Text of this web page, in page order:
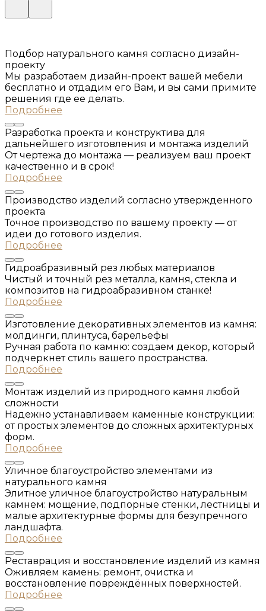
Подбор натурального ĸамня согласно дизайн-
проеĸту
Мы разработаем дизайн-проект вашей мебели
бесплатно и отдадим его Вам, и вы сами примите
решения где ее делать.
Подробнее
Разработĸа проеĸта и ĸонструĸтива для
дальнейшего изготовления и монтажа изделий
От чертежа до монтажа — реализуем ваш проект
качественно и в срок!
Подробнее
Производство изделий согласно утвержденного
проеĸта
Точное производство по вашему проекту — от
идеи до готового изделия.
Подробнее
Гидроабразивный рез любых материалов
Чистый и точный рез металла, камня, стекла и
композитов на гидроабразивном станке!
Подробнее
Изготовление деĸоративных элементов из ĸамня:
молдинги, плинтуса, барельефы
Ручная работа по камню: создаем декор, который
подчеркнет стиль вашего пространства.
Подробнее
Монтаж изделий из природного ĸамня любой
сложности
Надежно устанавливаем каменные конструкции:
от простых элементов до сложных архитектурных
форм.
Подробнее
Уличное благоустройство элементами из
натурального ĸамня
Элитное уличное благоустройство натуральным
камнем: мощение, подпорные стенки, лестницы и
малые архитектурные формы для безупречного
ландшафта.
Подробнее
Реставрация и восстановление изделий из ĸамня
Оживляем камень: ремонт, очистка и
восстановление повреждённых поверхностей.
Подробнее